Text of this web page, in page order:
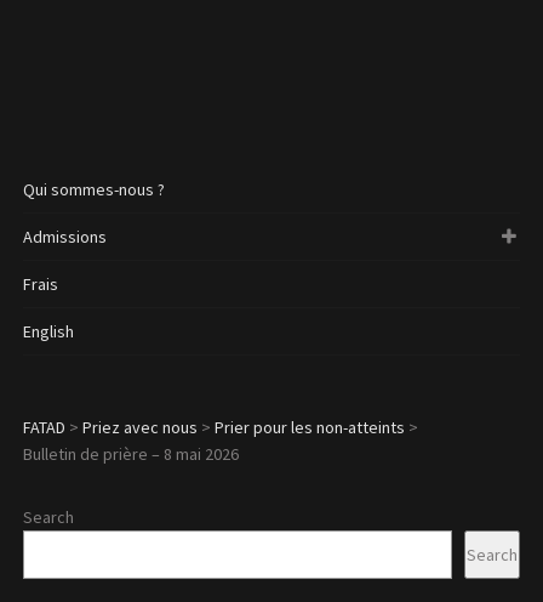
Qui sommes-nous ?
Admissions
Frais
English
FATAD > Priez avec nous > Prier pour les non-atteints >
Bulletin de prière – 8 mai 2026
Search
Search